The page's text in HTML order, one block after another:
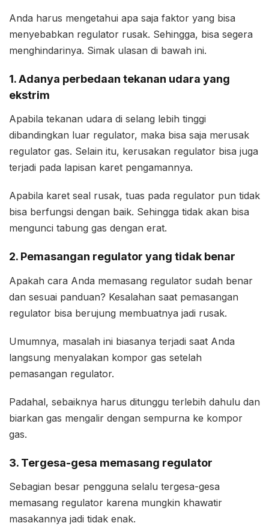
Anda harus mengetahui apa saja faktor yang bisa
menyebabkan regulator rusak. Sehingga, bisa segera
menghindarinya. Simak ulasan di bawah ini.
1. Adanya perbedaan tekanan udara yang
ekstrim
Apabila tekanan udara di selang lebih tinggi
dibandingkan luar regulator, maka bisa saja merusak
regulator gas. Selain itu, kerusakan regulator bisa juga
terjadi pada lapisan karet pengamannya.
Apabila karet seal rusak, tuas pada regulator pun tidak
bisa berfungsi dengan baik. Sehingga tidak akan bisa
mengunci tabung gas dengan erat.
2. Pemasangan regulator yang tidak benar
Apakah cara Anda memasang regulator sudah benar
dan sesuai panduan? Kesalahan saat pemasangan
regulator bisa berujung membuatnya jadi rusak.
Umumnya, masalah ini biasanya terjadi saat Anda
langsung menyalakan kompor gas setelah
pemasangan regulator.
Padahal, sebaiknya harus ditunggu terlebih dahulu dan
biarkan gas mengalir dengan sempurna ke kompor
gas.
3. Tergesa-gesa memasang regulator
Sebagian besar pengguna selalu tergesa-gesa
memasang regulator karena mungkin khawatir
masakannya jadi tidak enak.